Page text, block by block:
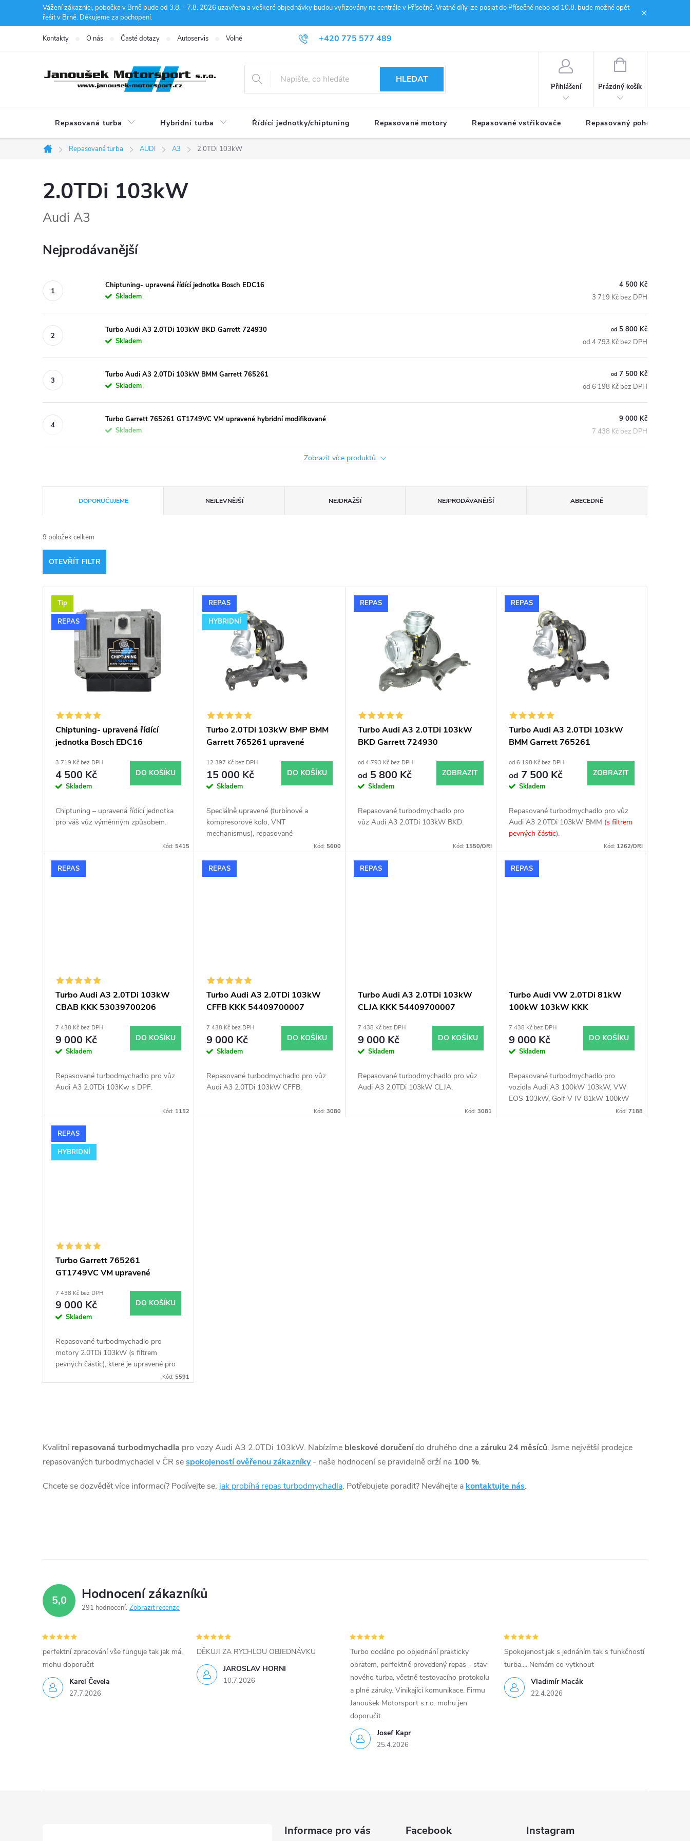
Vážení zákazníci, pobočka v Brně bude od 3.8. - 7.8. 2026 uzavřena a veškeré objednávky budou vyřizovány na centrále v Přísečné. Vratné díly lze poslat do Přísečné nebo od 10.8. bude možné opět
řešit v Brně. Děkujeme za pochopení.
+420 775 577 489
info@janousek-motorsport.cz
Kontakty O nás Časté dotazy Autoservis Volné pozice Obchodní podmínky Reklamace
HLEDAT
Přihlášení
NÁKUPNÍ
Prázdný košík
Repasovaná turba Hybridní turba Řídící jednotky/chiptuning Repasované motory Repasované vstřikovače Repasovaný pohon TDM
Domů
Repasovaná turba AUDI A3 2.0TDi 103kW
2.0TDi 103kW
Audi A3
Nejprodávanější
Chiptuning- upravená řídící jednotka Bosch EDC16
Skladem
4 500 Kč
3 719 Kč bez DPH
Turbo Audi A3 2.0TDi 103kW BKD Garrett 724930
Skladem
od 5 800 Kč
od 4 793 Kč bez DPH
Turbo Audi A3 2.0TDi 103kW BMM Garrett 765261
Skladem
od 7 500 Kč
od 6 198 Kč bez DPH
Turbo Garrett 765261 GT1749VC VM upravené hybridní modifikované
Skladem
9 000 Kč
7 438 Kč bez DPH
Zobrazit více produktů
a
z
e
n
DOPORUČUJEME NEJLEVNĚJŠÍ NEJDRAŽŠÍ NEJPRODÁVANĚJŠÍ ABECEDNĚ
9 položek celkem
OTEVŘÍT FILTR
V
ý
k
Tip
REPAS
Chiptuning- upravená řídící
jednotka Bosch EDC16
3 719 Kč bez DPH
4 500 Kč
Skladem
DO KOŠÍKU
Chiptuning – upravená řídící jednotka
pro váš vůz výměnným způsobem.
Kód: 5415
REPAS
HYBRIDNÍ
Turbo 2.0TDi 103kW BMP BMM
Garrett 765261 upravené
180KW
12 397 Kč bez DPH
15 000 Kč
Skladem
DO KOŠÍKU
Speciálně upravené (turbínové a
kompresorové kolo, VNT
mechanismus), repasované
obalu. Vzhledem k použitému
originálnímu obalu pasuje
Kód: 5600
REPAS
Turbo Audi A3 2.0TDi 103kW
BKD Garrett 724930
od 4 793 Kč bez DPH
od 5 800 Kč
Skladem
ZOBRAZIT
Repasované turbodmychadlo pro
vůz Audi A3 2.0TDi 103kW BKD.
Kód: 1550/ORI
REPAS
Turbo Audi A3 2.0TDi 103kW
BMM Garrett 765261
od 6 198 Kč bez DPH
od 7 500 Kč
Skladem
ZOBRAZIT
Repasované turbodmychadlo pro vůz
Audi A3 2.0TDi 103kW BMM (s filtrem
pevných částic).
Kód: 1262/ORI
REPAS
Turbo Audi A3 2.0TDi 103kW
CBAB KKK 53039700206
53039700139
7 438 Kč bez DPH
9 000 Kč
Skladem
DO KOŠÍKU
Repasované turbodmychadlo pro vůz
Audi A3 2.0TDi 103Kw s DPF.
Kód: 1152
REPAS
Turbo Audi A3 2.0TDi 103kW
CFFB KKK 54409700007
54409700021
7 438 Kč bez DPH
9 000 Kč
Skladem
DO KOŠÍKU
Repasované turbodmychadlo pro vůz
Audi A3 2.0TDi 103kW CFFB.
Kód: 3080
REPAS
Turbo Audi A3 2.0TDi 103kW
CLJA KKK 54409700007
54409700021
7 438 Kč bez DPH
9 000 Kč
Skladem
DO KOŠÍKU
Repasované turbodmychadlo pro vůz
Audi A3 2.0TDi 103kW CLJA.
Kód: 3081
REPAS
Turbo Audi VW 2.0TDi 81kW
100kW 103kW KKK
7 438 Kč bez DPH
9 000 Kč
Skladem
DO KOŠÍKU
Repasované turbodmychadlo pro
vozidla Audi A3 100kW 103kW, VW
EOS 103kW, Golf V IV 81kW 100kW
103kW, Jetta 100kW 103kW, Passat
Kód: 7188
REPAS
HYBRIDNÍ
Turbo Garrett 765261
GT1749VC VM upravené
7 438 Kč bez DPH
9 000 Kč
Skladem
DO KOŠÍKU
Repasované turbodmychadlo pro
motory 2.0TDi 103kW (s filtrem
pevných částic), které je upravené pro
Kód: 5591
v
l
á
í
p
r
k
y
v
u
Kvalitní repasovaná turbodmychadla pro vozy Audi A3 2.0TDi 103kW. Nabízíme bleskové doručenído druhého dne azáruku 24 měsíců. Jsme největší prodejce
repasovaných turbodmychadel v ČR sespokojeností ověřenou zákazníky- naše hodnocení se pravidelně drží na 100 %.
Chcete se dozvědět více informací? Podívejte se, jak probíhá repas turbodmychadla. Potřebujete poradit? Neváhejte a kontaktujte nás.
5,0 Hodnocení zákazníků
291 hodnocení Zobrazit recenze
Karel Čevela
27.7.2026
perfektní zpracování vše funguje tak jak má,
mohu doporučit
JAROSLAV HORNI
10.7.2026
DĚKUJI ZA RYCHLOU OBJEDNÁVKU
Josef Kapr
25.4.2026
Turbo dodáno po objednání prakticky
obratem, perfektně provedený repas - stav
nového turba, včetně testovacího protokolu
a plné záruky. Vinikající komunikace. Firmu
Janoušek Motorsport s.r.o. mohu jen
doporučit.
Vladimír Macák
22.4.2026
Spokojenost,jak s jednáním tak s funkčností
turba.... Nemám co vytknout
Informace pro vás Facebook Instagram